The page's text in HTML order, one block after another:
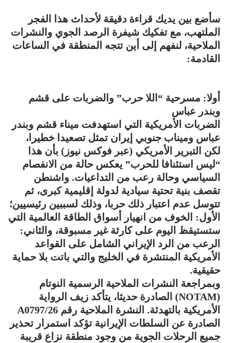
سأضع بين يديك قراءة دقيقة لأحداث هذا الفجر
الملتهب، مع تفكيك شيفرة الرصد الجوي والنشرات
الملاحية، لنفهم إلى أين تتجه المنطقة في الساعات
القادمة:
أولا: مسرحية “اللا حرب” والضربات على قشم
وبندر عباس
الضربات الأمريكية التي استهدفت ميناء قشم وبندر
عباس وميناب جنوبي إيران تمثل تصعيدا خطيرا،
لكن التبرير الأمريكي (عبر فوكس نيوز) بأن هذا
“ليس استئنافا للحرب” يعكس حالة من الانفصام
السياسي وحالة رعب من التداعيات. واشنطن
تقصف بنية تحتية سيادية لدولة إقليمية كبرى، ثم
تتوسل عدم اعتبار ذلك حربا، وذلك لسببين رئيسيين؛
الأول: الخوف من انهيار أسواق الطاقة العالمية التي
ستستيقظ اليوم على كارثة غير مسبوقة، والثاني:
الرعب من الرد الإيراني الشامل على القواعد
الأمريكية المنتشرة في الخليج والتي باتت بلا حماية
حقيقية.
وبمراجعة النشرات الملاحية الرسمية النوتام
(NOTAM) الصادرة حديثا، يتأكد زيف الرواية
الأمريكية بالتهدئة. النشرة الملاحية رقم A0797/26
الصادرة عن السلطات الإيرانية تؤكد استمرار تحذير
جميع الرحلات الجوية من وجود منطقة نزاع قريبة